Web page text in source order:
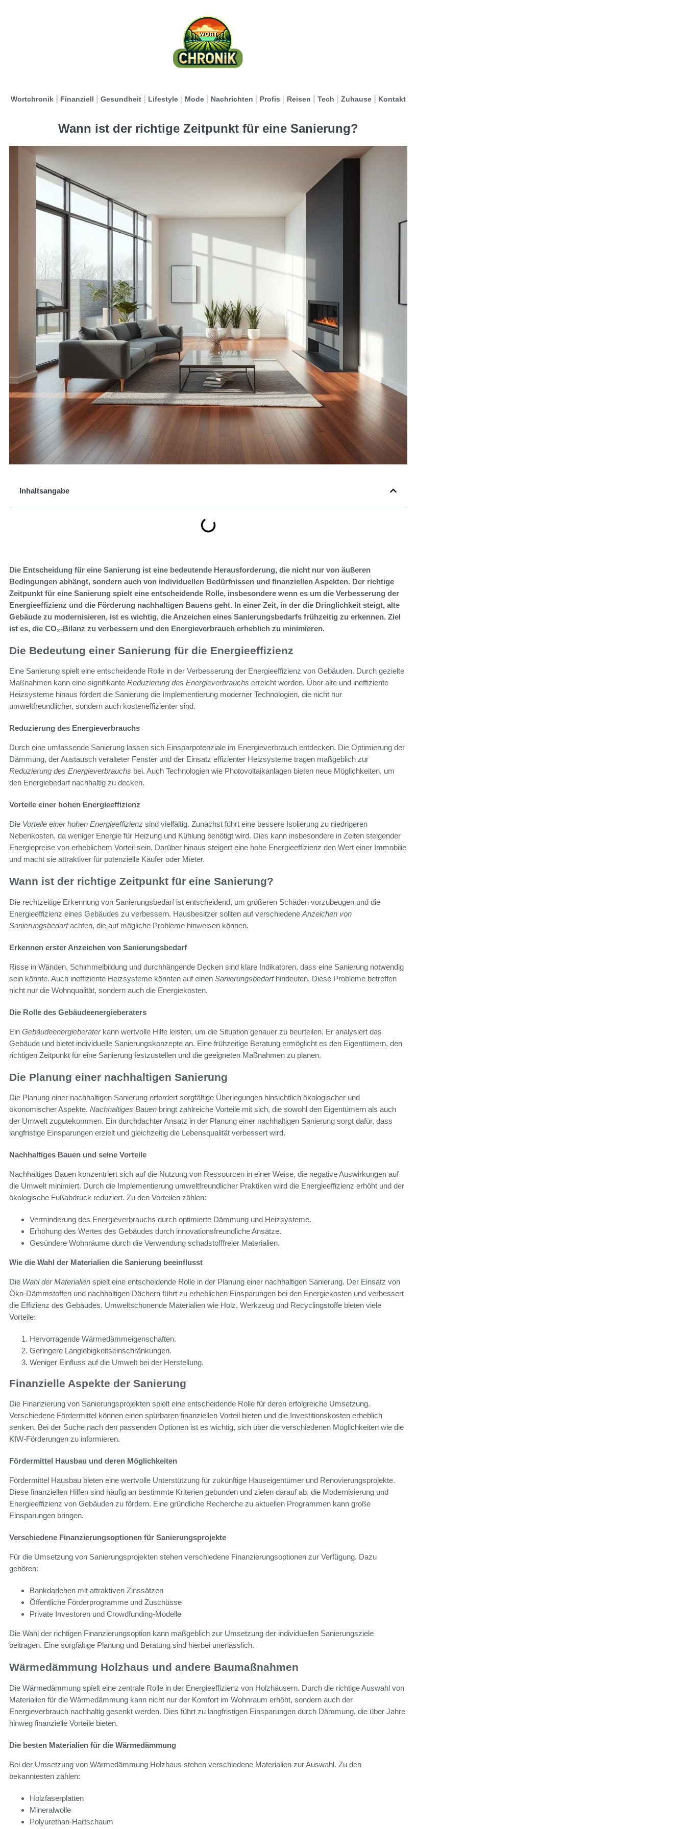
Wortchronik Finanziell Gesundheit Lifestyle Mode Nachrichten Profis Reisen Tech Zuhause Kontakt
Wann ist der richtige Zeitpunkt für eine Sanierung?
Inhaltsangabe
Die Entscheidung für eine Sanierung ist eine bedeutende Herausforderung, die nicht nur von äußeren
Bedingungen abhängt, sondern auch von individuellen Bedürfnissen und finanziellen Aspekten. Der richtige
Zeitpunkt für eine Sanierung spielt eine entscheidende Rolle, insbesondere wenn es um die Verbesserung der
Energieeffizienz und die Förderung nachhaltigen Bauens geht. In einer Zeit, in der die Dringlichkeit steigt, alte
Gebäude zu modernisieren, ist es wichtig, die Anzeichen eines Sanierungsbedarfs frühzeitig zu erkennen. Ziel
ist es, die CO₂-Bilanz zu verbessern und den Energieverbrauch erheblich zu minimieren.
Die Bedeutung einer Sanierung für die Energieeffizienz
Eine Sanierung spielt eine entscheidende Rolle in der Verbesserung der Energieeffizienz von Gebäuden. Durch gezielte
Maßnahmen kann eine signifikante Reduzierung des Energieverbrauchs erreicht werden. Über alte und ineffiziente
Heizsysteme hinaus fördert die Sanierung die Implementierung moderner Technologien, die nicht nur
umweltfreundlicher, sondern auch kosteneffizienter sind.
Reduzierung des Energieverbrauchs
Durch eine umfassende Sanierung lassen sich Einsparpotenziale im Energieverbrauch entdecken. Die Optimierung der
Dämmung, der Austausch veralteter Fenster und der Einsatz effizienter Heizsysteme tragen maßgeblich zur
Reduzierung des Energieverbrauchs bei. Auch Technologien wie Photovoltaikanlagen bieten neue Möglichkeiten, um
den Energiebedarf nachhaltig zu decken.
Vorteile einer hohen Energieeffizienz
Die Vorteile einer hohen Energieeffizienz sind vielfältig. Zunächst führt eine bessere Isolierung zu niedrigeren
Nebenkosten, da weniger Energie für Heizung und Kühlung benötigt wird. Dies kann insbesondere in Zeiten steigender
Energiepreise von erheblichem Vorteil sein. Darüber hinaus steigert eine hohe Energieeffizienz den Wert einer Immobilie
und macht sie attraktiver für potenzielle Käufer oder Mieter.
Wann ist der richtige Zeitpunkt für eine Sanierung?
Die rechtzeitige Erkennung von Sanierungsbedarf ist entscheidend, um größeren Schäden vorzubeugen und die
Energieeffizienz eines Gebäudes zu verbessern. Hausbesitzer sollten auf verschiedene Anzeichen von
Sanierungsbedarfachten, die auf mögliche Probleme hinweisen können.
Erkennen erster Anzeichen von Sanierungsbedarf
Risse in Wänden, Schimmelbildung und durchhängende Decken sind klare Indikatoren, dass eine Sanierung notwendig
sein könnte. Auch ineffiziente Heizsysteme könnten auf einen Sanierungsbedarfhindeuten. Diese Probleme betreffen
nicht nur die Wohnqualität, sondern auch die Energiekosten.
Die Rolle des Gebäudeenergieberaters
Ein Gebäudeenergieberaterkann wertvolle Hilfe leisten, um die Situation genauer zu beurteilen. Er analysiert das
Gebäude und bietet individuelle Sanierungskonzepte an. Eine frühzeitige Beratung ermöglicht es den Eigentümern, den
richtigen Zeitpunkt für eine Sanierung festzustellen und die geeigneten Maßnahmen zu planen.
Die Planung einer nachhaltigen Sanierung
Die Planung einer nachhaltigen Sanierung erfordert sorgfältige Überlegungen hinsichtlich ökologischer und
ökonomischer Aspekte. Nachhaltiges Bauen bringt zahlreiche Vorteile mit sich, die sowohl den Eigentümern als auch
der Umwelt zugutekommen. Ein durchdachter Ansatz in der Planung einer nachhaltigen Sanierung sorgt dafür, dass
langfristige Einsparungen erzielt und gleichzeitig die Lebensqualität verbessert wird.
Nachhaltiges Bauen und seine Vorteile
Nachhaltiges Bauen konzentriert sich auf die Nutzung von Ressourcen in einer Weise, die negative Auswirkungen auf
die Umwelt minimiert. Durch die Implementierung umweltfreundlicher Praktiken wird die Energieeffizienz erhöht und der
ökologische Fußabdruck reduziert. Zu den Vorteilen zählen:
Verminderung des Energieverbrauchs durch optimierte Dämmung und Heizsysteme.
Erhöhung des Wertes des Gebäudes durch innovationsfreundliche Ansätze.
Gesündere Wohnräume durch die Verwendung schadstofffreier Materialien.
Wie die Wahl der Materialien die Sanierung beeinflusst
Die Wahl der Materialien spielt eine entscheidende Rolle in der Planung einer nachhaltigen Sanierung. Der Einsatz von
Öko-Dämmstoffen und nachhaltigen Dächern führt zu erheblichen Einsparungen bei den Energiekosten und verbessert
die Effizienz des Gebäudes. Umweltschonende Materialien wie Holz, Werkzeug und Recyclingstoffe bieten viele
Vorteile:
Hervorragende Wärmedämmeigenschaften.
Geringere Langlebigkeitseinschränkungen.
Weniger Einfluss auf die Umwelt bei der Herstellung.
Finanzielle Aspekte der Sanierung
Die Finanzierung von Sanierungsprojekten spielt eine entscheidende Rolle für deren erfolgreiche Umsetzung.
Verschiedene Fördermittel können einen spürbaren finanziellen Vorteil bieten und die Investitionskosten erheblich
senken. Bei der Suche nach den passenden Optionen ist es wichtig, sich über die verschiedenen Möglichkeiten wie die
KfW-Förderungen zu informieren.
Fördermittel Hausbau und deren Möglichkeiten
Fördermittel Hausbau bieten eine wertvolle Unterstützung für zukünftige Hauseigentümer und Renovierungsprojekte.
Diese finanziellen Hilfen sind häufig an bestimmte Kriterien gebunden und zielen darauf ab, die Modernisierung und
Energieeffizienz von Gebäuden zu fördern. Eine gründliche Recherche zu aktuellen Programmen kann große
Einsparungen bringen.
Verschiedene Finanzierungsoptionen für Sanierungsprojekte
Für die Umsetzung von Sanierungsprojekten stehen verschiedene Finanzierungsoptionen zur Verfügung. Dazu
gehören:
Bankdarlehen mit attraktiven Zinssätzen
Öffentliche Förderprogramme und Zuschüsse
Private Investoren und Crowdfunding-Modelle
Die Wahl der richtigen Finanzierungsoption kann maßgeblich zur Umsetzung der individuellen Sanierungsziele
beitragen. Eine sorgfältige Planung und Beratung sind hierbei unerlässlich.
Wärmedämmung Holzhaus und andere Baumaßnahmen
Die Wärmedämmung spielt eine zentrale Rolle in der Energieeffizienz von Holzhäusern. Durch die richtige Auswahl von
Materialien für die Wärmedämmung kann nicht nur der Komfort im Wohnraum erhöht, sondern auch der
Energieverbrauch nachhaltig gesenkt werden. Dies führt zu langfristigen Einsparungen durch Dämmung, die über Jahre
hinweg finanzielle Vorteile bieten.
Die besten Materialien für die Wärmedämmung
Bei der Umsetzung von Wärmedämmung Holzhaus stehen verschiedene Materialien zur Auswahl. Zu den
bekanntesten zählen:
Holzfaserplatten
Mineralwolle
Polyurethan-Hartschaum